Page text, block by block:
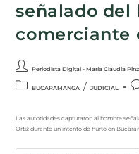
señalado del
comerciante
Periodista Digital - María Claudia
BUCARAMANGA / JUDICIAL
Las autoridades capturaron al hombre
Ortiz durante un intento de hurto en